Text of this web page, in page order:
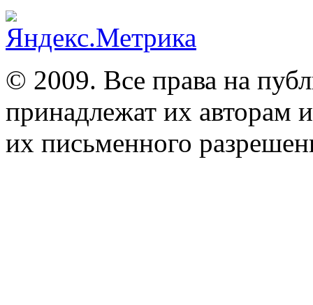
© 2009. Все права на
принадлежат их авторам
их письменного